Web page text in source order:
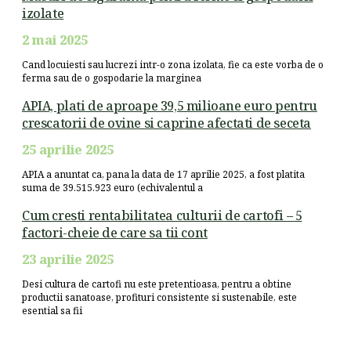
izolate
2 mai 2025
Cand locuiesti sau lucrezi intr-o zona izolata, fie ca este vorba de o
ferma sau de o gospodarie la marginea
APIA, plati de aproape 39,5 milioane euro pentru
crescatorii de ovine si caprine afectati de seceta
25 aprilie 2025
APIA a anuntat ca, pana la data de 17 aprilie 2025, a fost platita
suma de 39.515.923 euro (echivalentul a
Cum cresti rentabilitatea culturii de cartofi – 5
factori-cheie de care sa tii cont
23 aprilie 2025
Desi cultura de cartofi nu este pretentioasa, pentru a obtine
productii sanatoase, profituri consistente si sustenabile, este
esential sa fii